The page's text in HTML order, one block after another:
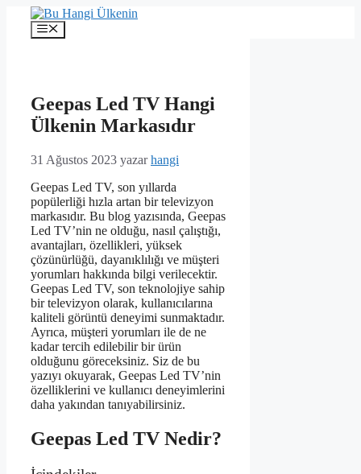
İçeriğe
Menü
Geepas Led TV Hangi
Ülkenin Markasıdır
31 Ağustos 2023 yazarhangi
Geepas Led TV, son yıllarda
popülerliği hızla artan bir televizyon
markasıdır. Bu blog yazısında, Geepas
Led TV’nin ne olduğu, nasıl çalıştığı,
avantajları, özellikleri, yüksek
çözünürlüğü, dayanıklılığı ve müşteri
yorumları hakkında bilgi verilecektir.
Geepas Led TV, son teknolojiye sahip
bir televizyon olarak, kullanıcılarına
kaliteli görüntü deneyimi sunmaktadır.
Ayrıca, müşteri yorumları ile de ne
kadar tercih edilebilir bir ürün
olduğunu göreceksiniz. Siz de bu
yazıyı okuyarak, Geepas Led TV’nin
özelliklerini ve kullanıcı deneyimlerini
daha yakından tanıyabilirsiniz.
Geepas Led TV Nedir?